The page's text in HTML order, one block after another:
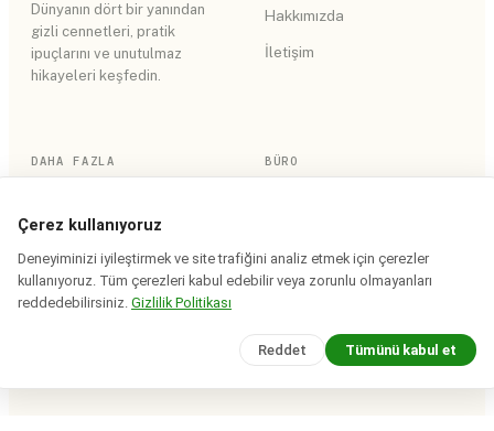
Dünyanın dört bir yanından
gizli cennetleri, pratik
ipuçlarını ve unutulmaz
hikayeleri keşfedin.
Hakkımızda
İletişim
DAHA FAZLA
Site Haritası
BÜRO
© 2026 Rota Senin. Tüm hakları saklıdır.
Saha notları iddia bazında tarihlenir · yerinde doğrulanır.
Çerez kullanıyoruz
Deneyiminizi iyileştirmek ve site trafiğini analiz etmek için çerezler
kullanıyoruz. Tüm çerezleri kabul edebilir veya zorunlu olmayanları
reddedebilirsiniz. Gizlilik Politikası
Reddet Tümünü kabul et